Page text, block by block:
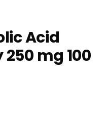
Acid
mg 100